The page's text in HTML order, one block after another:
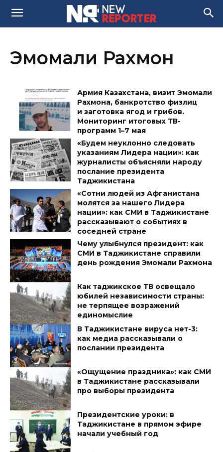
Эмомали Рахмон
Армия Казахстана, визит Эмомали
Рахмона, банкротство физлиц
и заготовка ягод и грибов.
Мониторинг итоговых ТВ-
программ 1–7 мая
«Будем неуклонно следовать
указаниям Лидера нации»: как
журналисты объясняли народу
послание президента
Таджикистана
«Сотни людей из Афганистана
молятся за нашего Лидера
нации»: как СМИ в Таджикистане
рассказывают о событиях в
соседней стране
Чему улыбнулся президент: как
СМИ в Таджикистане справили
день рождения Эмомали Рахмона
Как таджикское ТВ освещало
юбилей независимости страны:
не терпящее возражений
единомыслие
В Таджикистане вируса нет-3:
как медиа рассказывали о
послании президента
«Ощущение праздника»: как СМИ
в Таджикистане рассказывали
про выборы президента
Президентские уроки: в
Таджикистане в прямом эфире
начали учебный год